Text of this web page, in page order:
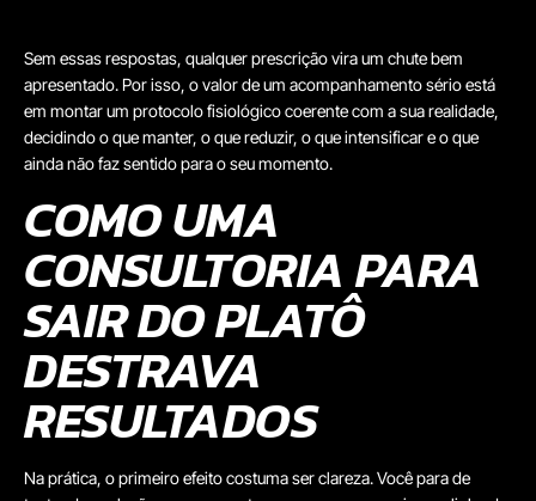
Sem essas respostas, qualquer prescrição vira um chute bem
apresentado. Por isso, o valor de um acompanhamento sério está
em montar um protocolo fisiológico coerente com a sua realidade,
decidindo o que manter, o que reduzir, o que intensificar e o que
ainda não faz sentido para o seu momento.
COMO UMA
CONSULTORIA PARA
SAIR DO PLATÔ
DESTRAVA
RESULTADOS
Na prática, o primeiro efeito costuma ser clareza. Você para de